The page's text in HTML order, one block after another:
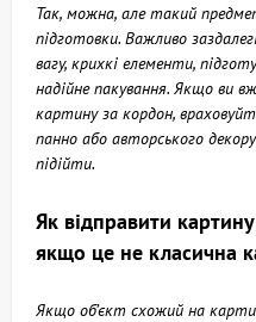
Так, можна, але такий
підготовки. Важливо
вагу, крихкі елементи,
надійне пакування. Якщо ви
картину за кордон,
панно або авторського
підійти.
Як відправити
якщо це не класична
Якщо об’єкт схожий на